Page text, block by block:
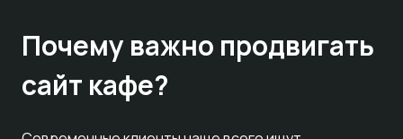
Почему важно продвигать
сайт кафе?